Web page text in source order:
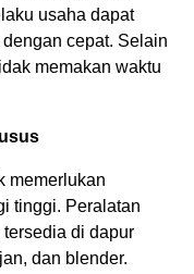
usaha dapat
cepat. Selain
memakan waktu
memerlukan
tinggi. Peralatan
di dapur
dan blender.